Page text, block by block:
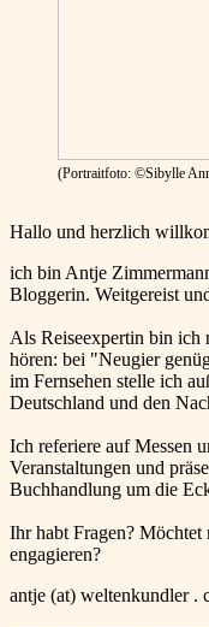
(Portraitfoto: ©Sibylle
Hallo und herzlich
ich bin Antje
Bloggerin. Weitgereist
Als Reiseexpertin bin ich
hören: bei "Neugier
im Fernsehen stelle ich
Deutschland und den
Ich referiere auf Messen
Veranstaltungen und
Buchhandlung um die
Ihr habt Fragen?
engagieren?
antje (at) weltenkundler .